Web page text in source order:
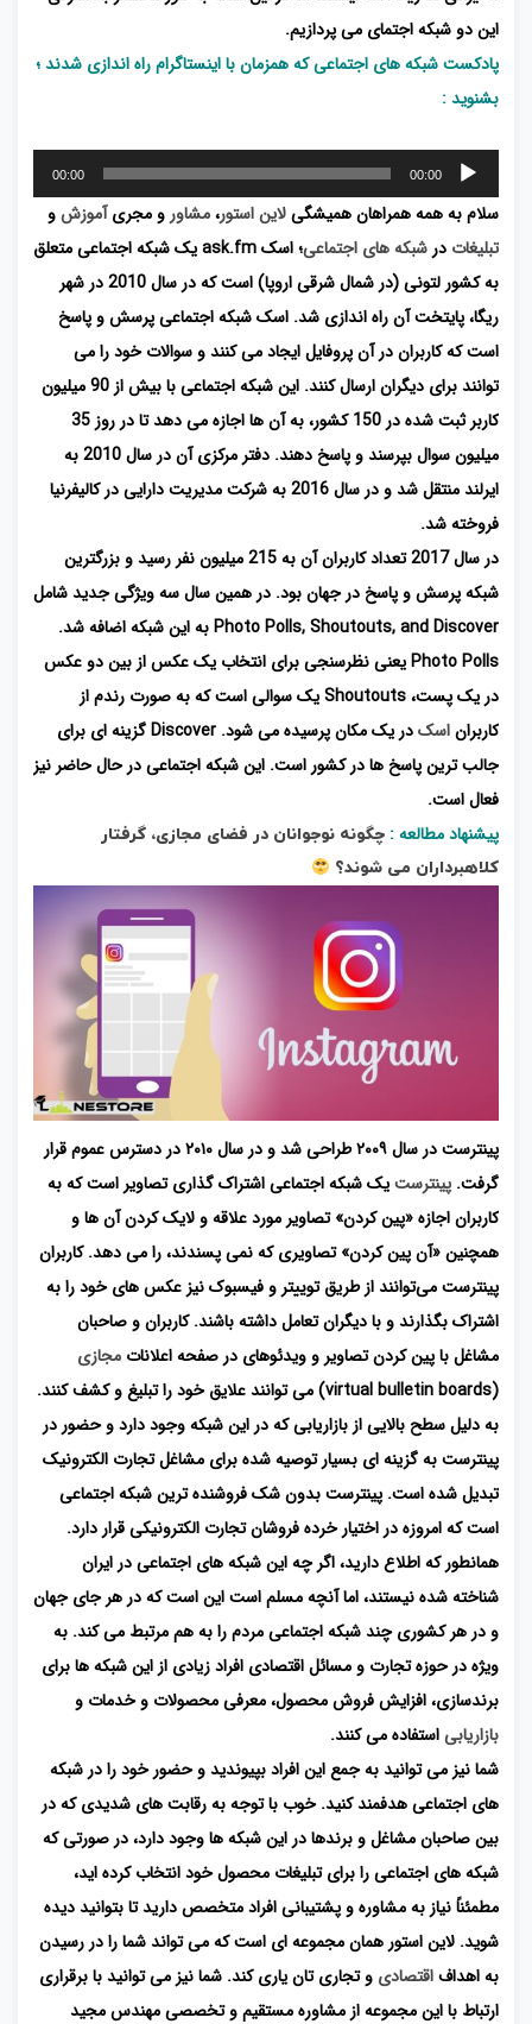
این دو شبکه اجتمای می پردازیم.
پادکست شبکه های اجتماعی که همزمان با اینستاگرام راه اندازی شدند ؛
بشنوید :
پخش‌کننده
صوت
00:00
00:00
سلام به همه همراهان همیشگیلاین استور،مشاور و مجریآموزشو
تبلیغات در شبکه های اجتماعی
؛ اسک ask.fm یک شبکه اجتماعی متعلق
به کشور لتونی (در شمال شرقی اروپا) است که در سال 2010 در شهر
ریگا، پایتخت آن راه اندازی شد. اسک شبکه اجتماعی پرسش و پاسخ
است که کاربران در آن پروفایل ایجاد می کنند و سوالات خود را می
توانند برای دیگران ارسال کنند. این شبکه اجتماعی با بیش از 90 میلیون
کاربر ثبت شده در 150 کشور، به آن ها اجازه می دهد تا در روز 35
میلیون سوال بپرسند و پاسخ دهند. دفتر مرکزی آن در سال 2010 به
ایرلند منتقل شد و در سال 2016 به شرکت مدیریت دارایی در کالیفرنیا
فروخته شد.
در سال 2017 تعداد کاربران آن به 215 میلیون نفر رسید و بزرگترین
شبکه پرسش و پاسخ در جهان بود. در همین سال سه ویژگی جدید شامل
Photo Polls, Shoutouts, and Discover به این شبکه اضافه شد.
Photo Polls یعنی نظرسنجی برای انتخاب یک عکس از بین دو عکس
در یک پست، Shoutouts یک سوالی است که به صورت رندم از
کاربراناسک
در یک مکان پرسیده می شود. Discover گزینه ای برای
جالب ترین پاسخ ها در کشور است. این شبکه اجتماعی در حال حاضر نیز
فعال است.
پیشنهاد مطالعه : چگونه نوجوانان در فضای مجازی، گرفتار
کلاهبرداران می شوند؟
پینترست در سال ۲۰۰۹ طراحی شد و در سال ۲۰۱۰ در دسترس عموم قرار
گرفت. پینترستیک شبکه اجتماعی اشتراک گذاری تصاویر است که به
کاربران اجازه «پین کردن» تصاویر مورد علاقه و لایک کردن آن ها و
همچنین «آن پین کردن» تصاویری که نمی پسندند، را می دهد. کاربران
پینترست می‌توانند از طریق توییتر و فیسبوک نیز عکس های خود را به
اشتراک بگذارند و با دیگران تعامل داشته باشند. کاربران و صاحبان
مشاغل با پین کردن تصاویر و ویدئوهای در صفحه اعلانات مجازی
(virtual bulletin boards) می توانند علایق خود را تبلیغ و کشف کنند.
به دلیل سطح بالایی از بازاریابی که در این شبکه وجود دارد و حضور در
پینترست به گزینه ای بسیار توصیه شده برای مشاغل تجارت الکترونیک
تبدیل شده است. پینترست بدون شک فروشنده ترین شبکه اجتماعی
است که امروزه در اختیار خرده فروشان تجارت الکترونیکی قرار دارد.
همانطور که اطلاع دارید، اگر چه این شبکه های اجتماعی در ایران
شناخته شده نیستند، اما آنچه مسلم است این است که در هر جای جهان
و در هر کشوری چند شبکه اجتماعی مردم را به هم مرتبط می کند. به
ویژه در حوزه تجارت و مسائل اقتصادی افراد زیادی از این شبکه ها برای
برندسازی، افزایش فروش محصول، معرفی محصولات و خدمات و
بازاریابیاستفاده می کنند.
شما نیز می توانید به جمع این افراد بپیوندید و حضور خود را در شبکه
های اجتماعی هدفمند کنید. خوب با توجه به رقابت های شدیدی که در
بین صاحبان مشاغل و برندها در این شبکه ها وجود دارد، در صورتی که
شبکه های اجتماعی را برای تبلیغات محصول خود انتخاب کرده اید،
مطمئناً نیاز به مشاوره و پشتیبانی افراد متخصص دارید تا بتوانید دیده
شوید. لاین استور همان مجموعه ای است که می تواند شما را در رسیدن
به اهدافاقتصادی و تجاری تان یاری کند. شما نیز می توانید با برقراری
ارتباط با این مجموعه از مشاوره مستقیم و تخصصی مهندس مجید